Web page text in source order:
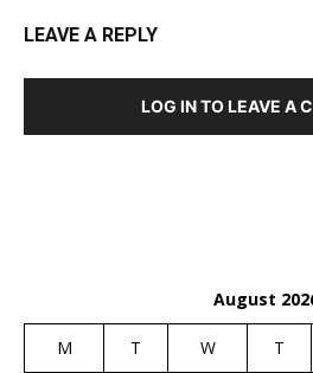
LEAVE A REPLY
LOG IN TO LEAVE A
August
M T W T